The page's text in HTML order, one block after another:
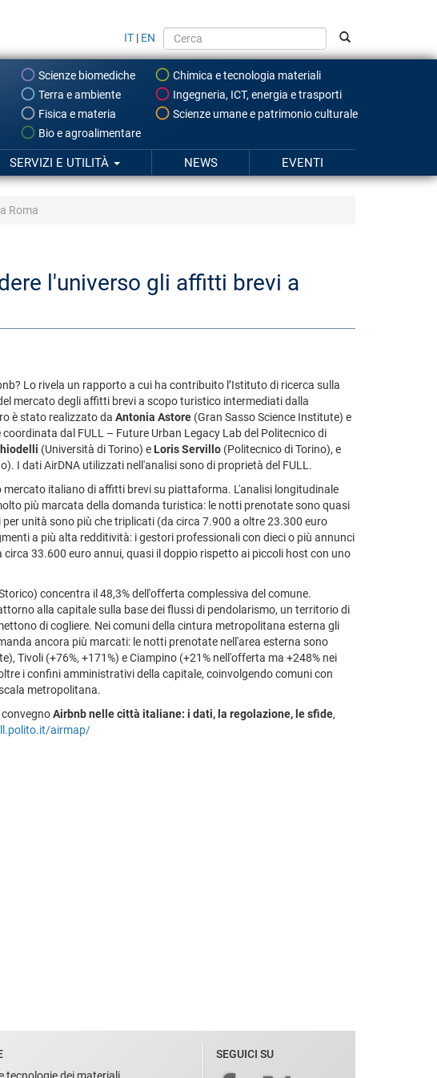
IT | EN
Scienze biomediche
Chimica e tecnologia materiali
Terra e ambiente
Ingegneria, ICT, energia e trasporti
Fisica e materia
Scienze umane e patrimonio culturale
Bio e agroalimentare
SERVIZI E UTILITÀ NEWS EVENTI
Roma
l'universo gli affitti brevi a
Lo rivela un rapporto a cui ha contribuito l’Istituto di ricerca sulla
mercato degli affitti brevi a scopo turistico intermediati dalla
è stato realizzato da Antonia Astore (Gran Sasso Science Institute) e
dal FULL – Future Urban Legacy Lab del Politecnico di
(Università di Torino) e Loris Servillo (Politecnico di Torino), e
I dati AirDNA utilizzati nell'analisi sono di proprietà del FULL.
italiano di affitti brevi su piattaforma. L'analisi longitudinale
più marcata della domanda turistica: le notti prenotate sono quasi
unità sono più che triplicati (da circa 7.900 a oltre 23.300 euro
a più alta redditività: i gestori professionali con dieci o più annunci
33.600 euro annui, quasi il doppio rispetto ai piccoli host con uno
concentra il 48,3% dell'offerta complessiva del comune.
alla capitale sulla base dei flussi di pendolarismo, un territorio di
di cogliere. Nei comuni della cintura metropolitana esterna gli
ancora più marcati: le notti prenotate nell'area esterna sono
Tivoli (+76%, +171%) e Ciampino (+21% nell'offerta ma +248% nei
i confini amministrativi della capitale, coinvolgendo comuni con
metropolitana.
Airbnb nelle città italiane: i dati, la regolazione, le sfide,
airmap/
SEGUICI SU